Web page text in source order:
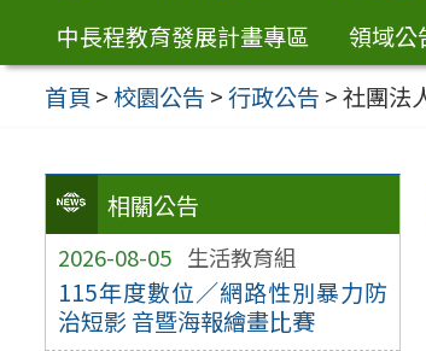
中長程教育發展計畫專區
領域公
首頁 >校園公告 >行政公告 >社團法
相關公告
2026-08-05 生活教育組
115年度數位／網路性別暴力防
治短影 音暨海報繪畫比賽